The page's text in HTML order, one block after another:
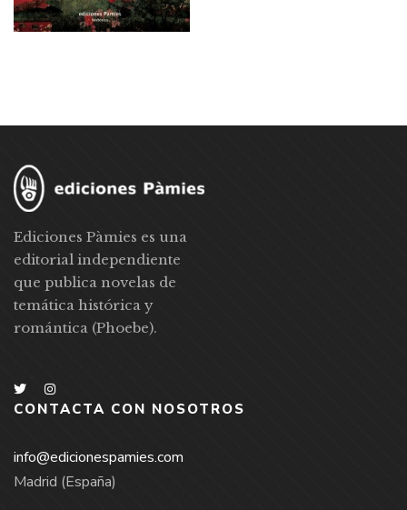
Ediciones Pàmies es una
editorial independiente
que publica novelas de
temática histórica y
romántica (Phoebe).
CONTACTA CON NOSOTROS
info@edicionespamies.com
Madrid (España)